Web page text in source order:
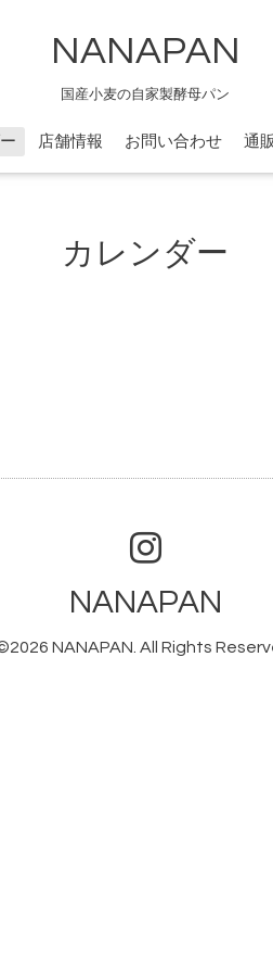
NANAPAN
国産小麦の自家製酵母パン
店舗情報 お問い合わせ 通販
カレンダー
NANAPAN
NANAPAN . All Rights